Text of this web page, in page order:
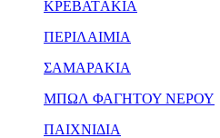
ΚΡΕΒΑΤAKIA
ΠΕΡΙΛΑΙΜΙΑ
ΣΑΜΑΡΑΚΙΑ
ΜΠΩΛ ΦΑΓΗΤΟΥ NEΡΟΥ
ΠΑΙΧΝΙΔΙΑ